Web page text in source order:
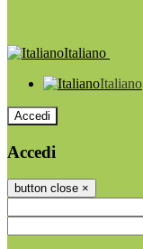
Italiano
Italiano
Accedi
Accedi
button close ×